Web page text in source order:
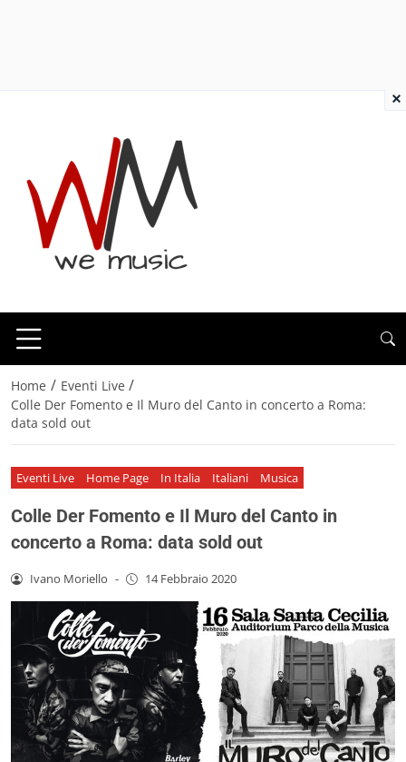
Home / Eventi Live /
Colle Der Fomento e Il Muro del Canto in concerto a Roma:
data sold out
Eventi Live Home Page In Italia Italiani Musica
Colle Der Fomento e Il Muro del Canto in
concerto a Roma: data sold out
Ivano Moriello - 14 Febbraio 2020
×